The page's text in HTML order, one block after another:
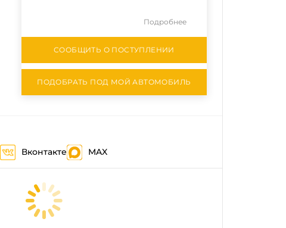
Подробнее
СООБЩИТЬ О ПОСТУПЛЕНИИ
ПОДОБРАТЬ ПОД МОЙ АВТОМОБИЛЬ
Вконтакте MAX